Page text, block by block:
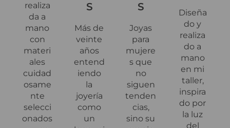
realiza
da a
mano
con
materi
ales
cuidad
osame
nte
selecci
onados
S
Más de
veinte
años
entend
iendo
la
joyería
como
un
S
Joyas
para
mujere
s que
no
siguen
tenden
cias,
sino su
Diseña
do y
realiza
do a
mano
en mi
taller,
inspira
do por
la luz
del